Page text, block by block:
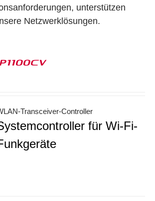
unterstützen
Netzwerklösungen.
Transceiver-Controller
für Wi-Fi-